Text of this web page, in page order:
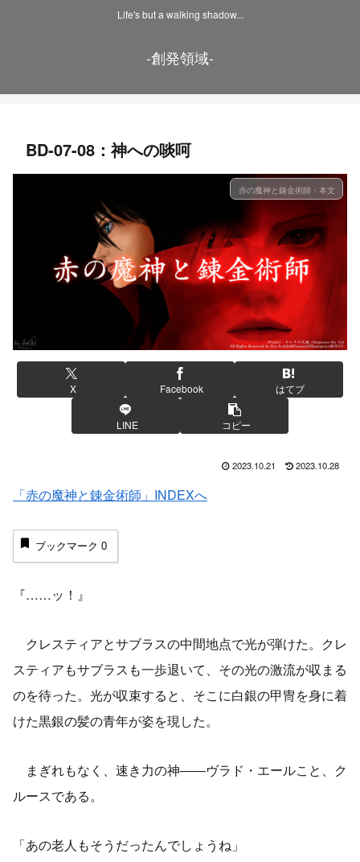
Life's but a walking shadow...
-創発領域-
BD-07-08：神への啖呵
赤の魔神と錬金術師・本文
X Facebook はてブ
LINE コピー
2023.10.21 2023.10.28
「赤の魔神と錬金術師」INDEXへ
ブックマーク 0
『……ッ！』
クレスティアとサブラスの中間地点で光が弾けた。クレ
スティアもサブラスも一歩退いて、その光の激流が収まる
のを待った。光が収束すると、そこに白銀の甲冑を身に着
けた黒銀の髪の青年が姿を現した。
まぎれもなく、速き力の神――ヴラド・エールこと、ク
ルースである。
「あの老人もそうだったんでしょうね」